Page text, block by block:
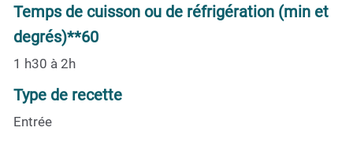
Temps de cuisson ou de réfrigération (min et
degrés)**60
1 h30 à 2h
Type de recette
Entrée